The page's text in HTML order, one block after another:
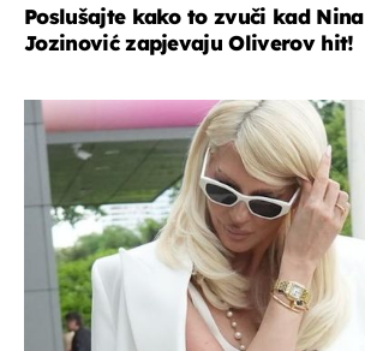
Poslušajte kako to zvuči kad
Jozinović zapjevaju Oliverov hit!